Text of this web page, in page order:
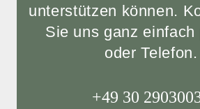
unterstützen können.
Sie uns ganz einfach
oder Telefon.
+49 30